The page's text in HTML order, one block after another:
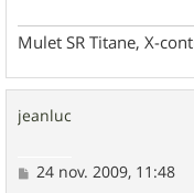
Mulet SR Titane, X-
jeanluc
M
24 nov. 2009, 11:48